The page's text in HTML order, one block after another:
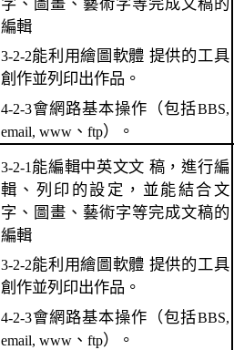
字、圖畫、藝術字等完成文稿的
編輯
3-2-2能利用繪圖軟體 提供的工具
創作並列印出作品。
4-2-3會網路基本操作（包括BBS,
email, www、 ftp）。
3-2-1 能編輯中英文文 稿，進行編
輯、列印的設定，並能結合文
字、圖畫、藝術字等完成文稿的
編輯
3-2-2能利用繪圖軟體 提供的工具
創作並列印出作品。
4-2-3會網路基本操作（包括BBS,
email, www、 ftp）。